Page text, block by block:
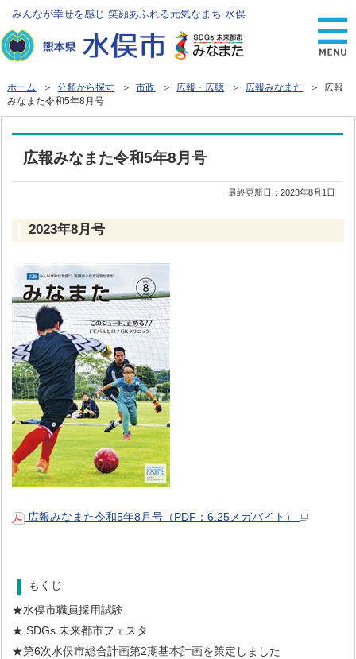
みんなが幸せを感じ 笑顔あふれる元気なまち 水俣
ホーム ＞分類から探す ＞市政 ＞ 広報・広聴 ＞ 広報みなまた
＞ 広報
みなまた令和5年8月号
広報みなまた令和5年8月号
最終更新日：2023年8月1日
2023年8月号
広報みなまた令和5年8月号（PDF：6.25メガバイト）
もくじ
★水俣市職員採用試験
★ SDGs 未来都市フェスタ
★第6次水俣市総合計画第2期基本計画を策定しました